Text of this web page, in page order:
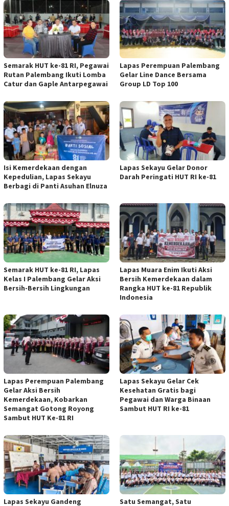
Semarak HUT ke-81 RI, Pegawai
Rutan Palembang Ikuti Lomba
Catur dan Gaple Antarpegawai
Lapas Perempuan Palembang
Gelar Line Dance Bersama
Group LD Top 100
Isi Kemerdekaan dengan
Kepedulian, Lapas Sekayu
Berbagi di Panti Asuhan Elnuza
Lapas Sekayu Gelar Donor
Darah Peringati HUT RI ke-81
Semarak HUT ke-81 RI, Lapas
Kelas I Palembang Gelar Aksi
Bersih-Bersih Lingkungan
Lapas Muara Enim Ikuti Aksi
Bersih Kemerdekaan dalam
Rangka HUT ke-81 Republik
Indonesia
Lapas Perempuan Palembang
Gelar Aksi Bersih
Kemerdekaan, Kobarkan
Semangat Gotong Royong
Sambut HUT Ke-81 RI
Lapas Sekayu Gelar Cek
Kesehatan Gratis bagi
Pegawai dan Warga Binaan
Sambut HUT RI ke-81
Lapas Sekayu Gandeng
Satu Semangat, Satu